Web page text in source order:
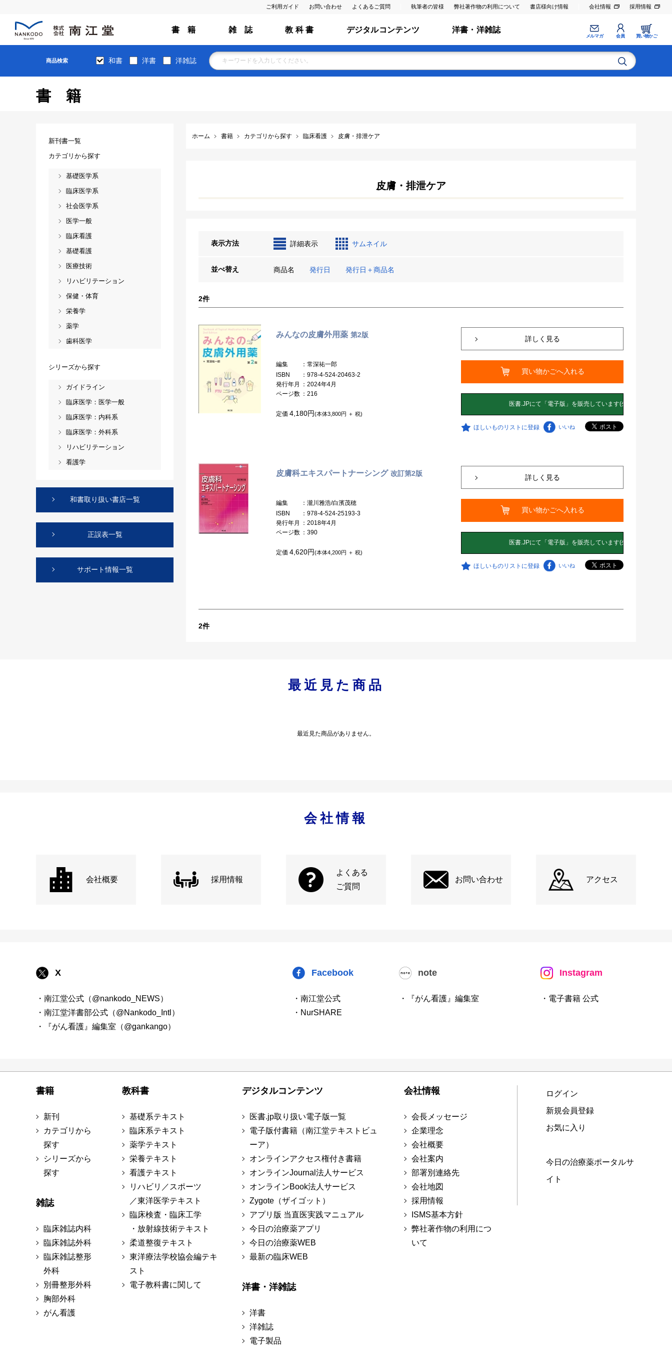
ご利用ガイド お問い合わせ よくあるご質問 執筆者の皆様 弊社著作物の利用について 書店様向け情報 会社情報 採用情報
書 籍 雑 誌 教 科 書 デジタルコンテンツ 洋書・洋雑誌
メルマガ 会員 買い物かご
商品検索 和書 洋書 洋雑誌
書籍
ホーム 書籍 カテゴリから探す 臨床看護 皮膚・排泄ケア
皮膚・排泄ケア
表示方法 詳細表示 サムネイル
並べ替え 商品名 発行日 発行日＋商品名
2件
みんなの皮膚外用薬 第2版
編集
：常深祐一郎
ISBN
：978-4-524-20463-2
発行年月
：2024年4月
ページ数 ：216
定価 4,180円(本体3,800円 ＋ 税)
詳しく見る
買い物かごへ入れる
ほしいものリストに登録 いいね
皮膚科エキスパートナーシング 改訂第2版
編集
：瀧川雅浩/白濱茂穂
ISBN
：978-4-524-25193-3
発行年月
：2018年4月
ページ数 ：390
定価 4,620円(本体4,200円 ＋ 税)
詳しく見る
買い物かごへ入れる
ほしいものリストに登録 いいね
2件
新刊書一覧
カテゴリから探す
基礎医学系
臨床医学系
社会医学系
医学一般
臨床看護
基礎看護
医療技術
リハビリテーション
保健・体育
栄養学
薬学
歯科医学
シリーズから探す
ガイドライン
臨床医学：医学一般
臨床医学：内科系
臨床医学：外科系
リハビリテーション
看護学
和書取り扱い書店一覧
正誤表一覧
サポート情報一覧
最近見た商品
最近見た商品がありません。
会社情報
会社概要 採用情報
よくある
ご質問
お問い合わせ アクセス
X
・南江堂公式（@nankodo_NEWS）
・南江堂洋書部公式（@Nankodo_Intl）
・『がん看護』編集室（@gankango）
Facebook
・南江堂公式
・NurSHARE
note
・『がん看護』編集室
Instagram
・電子書籍 公式
書籍
新刊
カテゴリから
探す
シリーズから
探す
雑誌
臨床雑誌内科
臨床雑誌外科
臨床雑誌整形
外科
別冊整形外科
胸部外科
がん看護
教科書
基礎系テキスト
臨床系テキスト
薬学テキスト
栄養テキスト
看護テキスト
リハビリ／スポーツ
／東洋医学テキスト
臨床検査・臨床工学
・放射線技術テキスト
柔道整復テキスト
東洋療法学校協会編テキ
スト
電子教科書に関して
デジタルコンテンツ
医書.jp取り扱い電子版一覧
電子版付書籍（南江堂テキストビュ
ーア）
オンラインアクセス権付き書籍
オンラインJournal法人サービス
オンラインBook法人サービス
Zygote（ザイゴット）
アプリ版 当直医実践マニュアル
今日の治療薬アプリ
今日の治療薬WEB
最新の臨床WEB
洋書・洋雑誌
洋書
洋雑誌
電子製品
会社情報
会長メッセージ
企業理念
会社概要
会社案内
部署別連絡先
会社地図
採用情報
ISMS基本方針
弊社著作物の利用につ
いて
ログイン
新規会員登録
お気に入り
今日の治療薬ポータルサ
イト